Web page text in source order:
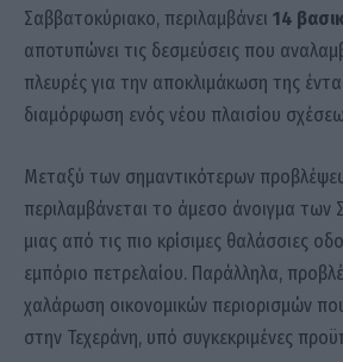
Σαββατοκύριακο, περιλαμβάνει 14
αποτυπώνει τις δεσμεύσεις που
πλευρές για την αποκλιμάκωση της
διαμόρφωση ενός νέου πλαισίου
Μεταξύ των σημαντικότερων
περιλαμβάνεται το άμεσο άνοιγμα των
μιας από τις πιο κρίσιμες θαλάσσιες
εμπόριο πετρελαίου. Παράλληλα,
χαλάρωση οικονομικών περιορισμών
στην Τεχεράνη, υπό συγκεκριμένες